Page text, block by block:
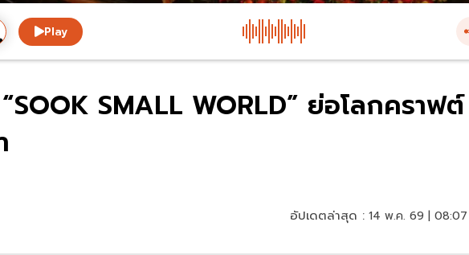
Play
SMALL WORLD” ย่อโลกคราฟต์
อัปเดตล่าสุด : 14 พ.ค. 69 |